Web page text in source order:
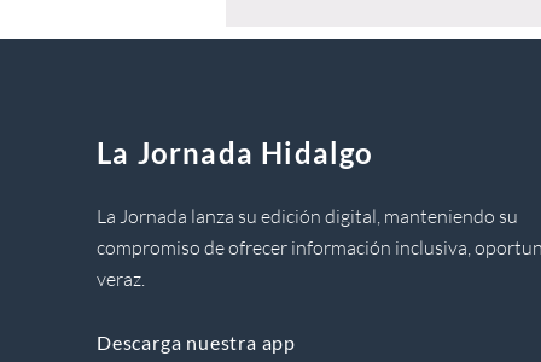
La Jornada Hidalgo
La Jornada lanza su edición digital, manteniendo su
compromiso de ofrecer información inclusiva,
veraz.
Descarga nuestra app